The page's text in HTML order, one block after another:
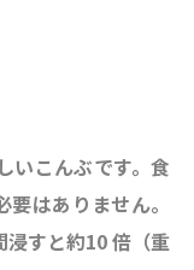
いこんぶです。食
はありません。
すと約10 倍（重